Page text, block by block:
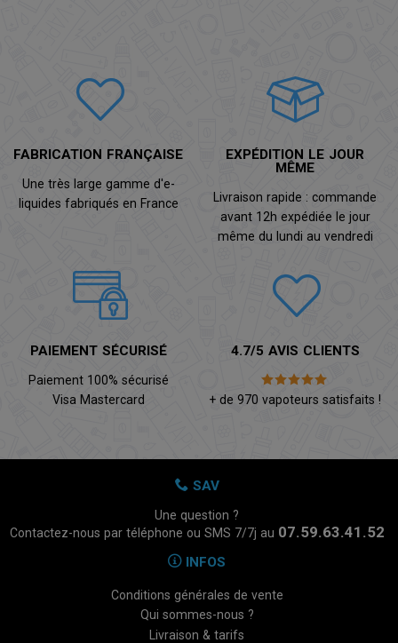
FABRICATION FRANÇAISE
Une très large gamme d'e-
liquides fabriqués en France
EXPÉDITION LE JOUR
MÊME
Livraison rapide : commande
avant 12h expédiée le jour
même du lundi au vendredi
PAIEMENT SÉCURISÉ
Paiement 100% sécurisé
Visa Mastercard
4.7/5 AVIS CLIENTS
+ de 970 vapoteurs satisfaits !
SAV
Une question ?
Contactez-nous par téléphone ou SMS 7/7j au 07.59.63.41.52
INFOS
Conditions générales de vente
Qui sommes-nous ?
Livraison & tarifs